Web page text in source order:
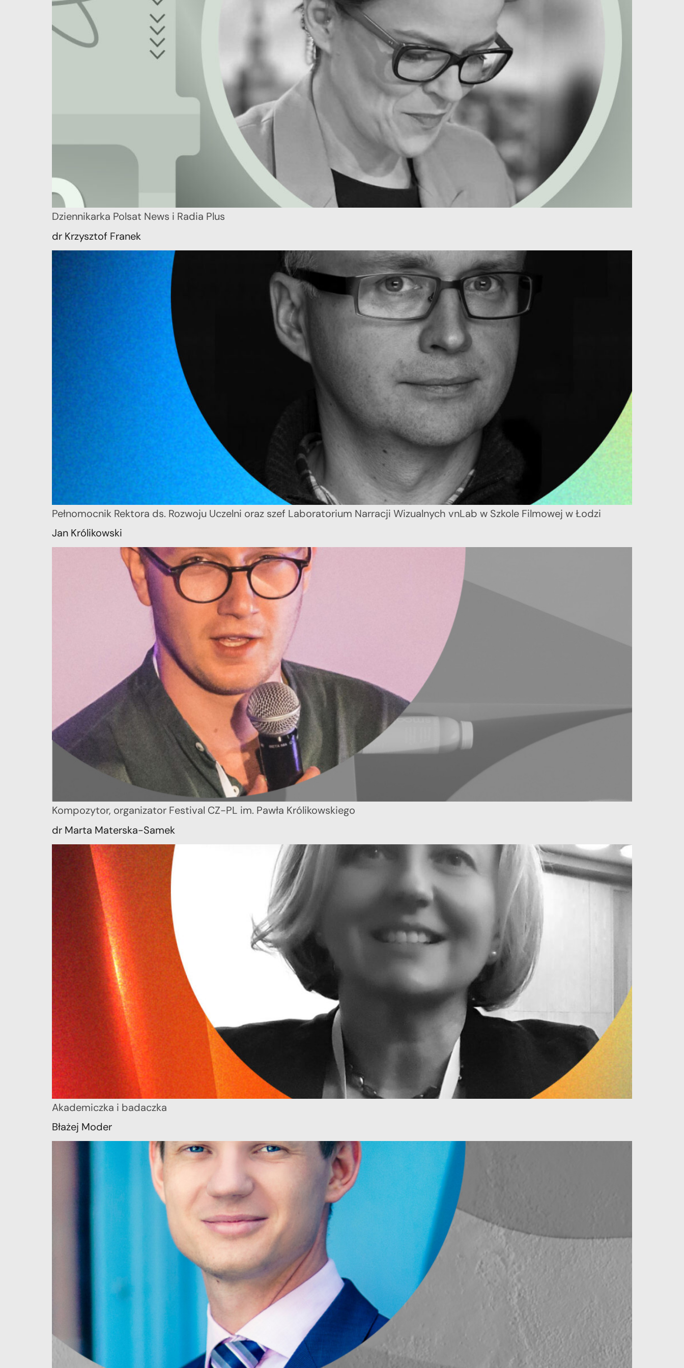
Dziennikarka Polsat News i Radia Plus
dr Krzysztof Franek
Pełnomocnik Rektora ds. Rozwoju Uczelni oraz szef Laboratorium Narracji Wizualnych vnLab w Szkole Filmowej w Łodzi
Jan Królikowski
Kompozytor, organizator Festival CZ-PL im. Pawła Królikowskiego
dr Marta Materska-Samek
Akademiczka i badaczka
Błażej Moder